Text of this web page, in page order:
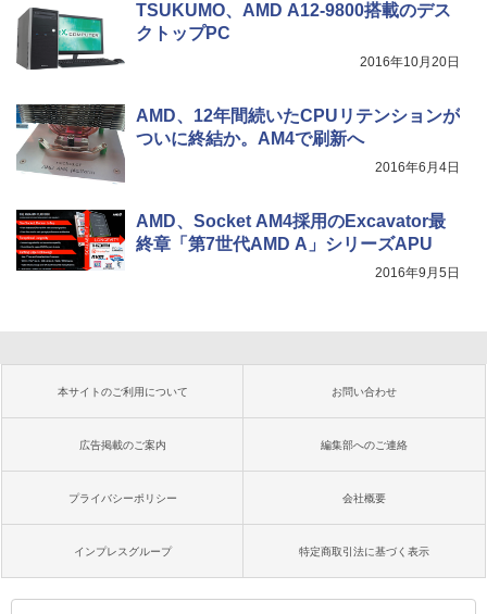
TSUKUMO、AMD A12-9800搭載のデス
クトップPC
2016年10月20日
AMD、12年間続いたCPUリテンションが
ついに終結か。AM4で刷新へ
2016年6月4日
AMD、Socket AM4採用のExcavator最
終章「第7世代AMD A」シリーズAPU
2016年9月5日
本サイトのご利用について お問い合わせ
広告掲載のご案内 編集部へのご連絡
プライバシーポリシー 会社概要
インプレスグループ 特定商取引法に基づく表示